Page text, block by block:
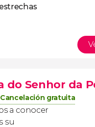
do Senhor da
Cancelación gratuita
a conocer
su